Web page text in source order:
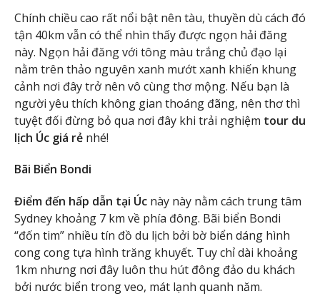
Chính chiều cao rất nổi bật nên tàu, thuyền dù cách đó
tận 40km vẫn có thể nhìn thấy được ngọn hải đăng
này. Ngọn hải đăng với tông màu trắng chủ đạo lại
nằm trên thảo nguyên xanh mướt xanh khiến khung
cảnh nơi đây trở nên vô cùng thơ mộng. Nếu bạn là
người yêu thích không gian thoáng đãng, nên thơ thì
tuyệt đối đừng bỏ qua nơi đây khi trải nghiệm tour du
lịch Úc giá rẻ nhé!
Bãi Biển Bondi
Điểm đến hấp dẫn tại Úc này này nằm cách trung tâm
Sydney khoảng 7 km về phía đông. Bãi biển Bondi
“đốn tim” nhiều tín đồ du lịch bởi bờ biển dáng hình
cong cong tựa hình trăng khuyết. Tuy chỉ dài khoảng
1km nhưng nơi đây luôn thu hút đông đảo du khách
bởi nước biển trong veo, mát lạnh quanh năm.